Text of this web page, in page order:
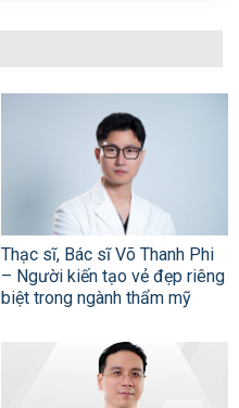
Thạc sĩ, Bác sĩ Võ Thanh Phi
– Người kiến tạo vẻ đẹp riêng
biệt trong ngành thẩm mỹ